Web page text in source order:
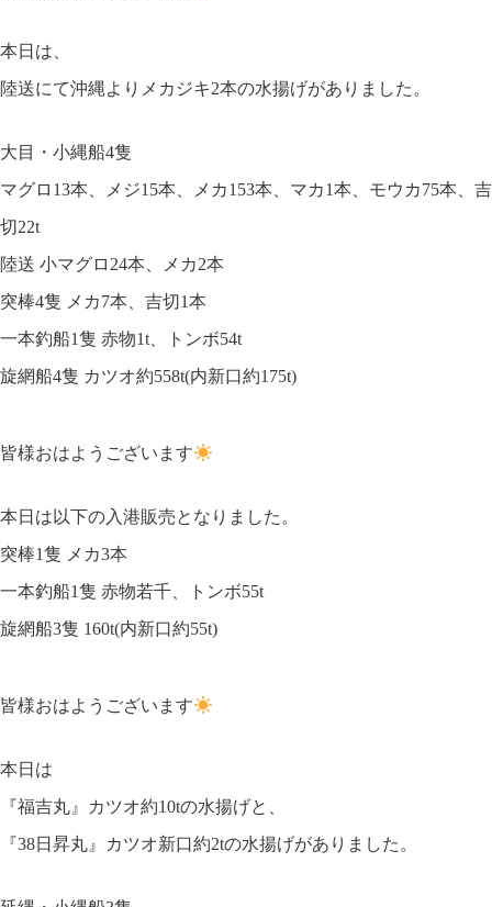
本日は、
陸送にて沖縄よりメカジキ2本の水揚げがありました。
大目・小縄船4隻
マグロ13本、メジ15本、メカ153本、マカ1本、モウカ75本、吉
切22t
陸送 小マグロ24本、メカ2本
突棒4隻 メカ7本、吉切1本
一本釣船1隻 赤物1t、トンボ54t
旋網船4隻 カツオ約558t(内新口約175t)
皆様おはようございます
本日は以下の入港販売となりました。
突棒1隻 メカ3本
一本釣船1隻 赤物若千、トンボ55t
旋網船3隻 160t(内新口約55t)
皆様おはようございます
本日は
『福吉丸』カツオ約10tの水揚げと、
『38日昇丸』カツオ新口約2tの水揚げがありました。